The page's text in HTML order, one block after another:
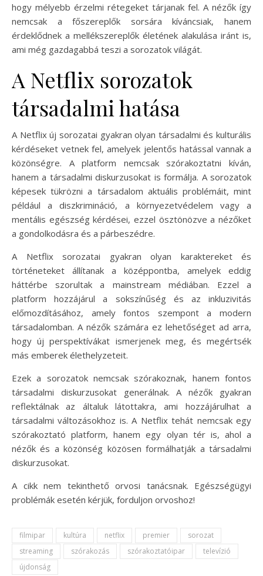
hogy mélyebb érzelmi rétegeket tárjanak fel. A nézők így
nemcsak a főszereplők sorsára kíváncsiak, hanem
érdeklődnek a mellékszereplők életének alakulása iránt is,
ami még gazdagabbá teszi a sorozatok világát.
A Netflix sorozatok
társadalmi hatása
A Netflix új sorozatai gyakran olyan társadalmi és kulturális
kérdéseket vetnek fel, amelyek jelentős hatással vannak a
közönségre. A platform nemcsak szórakoztatni kíván,
hanem a társadalmi diskurzusokat is formálja. A sorozatok
képesek tükrözni a társadalom aktuális problémáit, mint
például a diszkrimináció, a környezetvédelem vagy a
mentális egészség kérdései, ezzel ösztönözve a nézőket
a gondolkodásra és a párbeszédre.
A Netflix sorozatai gyakran olyan karaktereket és
történeteket állítanak a középpontba, amelyek eddig
háttérbe szorultak a mainstream médiában. Ezzel a
platform hozzájárul a sokszínűség és az inkluzivitás
előmozdításához, amely fontos szempont a modern
társadalomban. A nézők számára ez lehetőséget ad arra,
hogy új perspektívákat ismerjenek meg, és megértsék
más emberek élethelyzeteit.
Ezek a sorozatok nemcsak szórakoznak, hanem fontos
társadalmi diskurzusokat generálnak. A nézők gyakran
reflektálnak az általuk látottakra, ami hozzájárulhat a
társadalmi változásokhoz is. A Netflix tehát nemcsak egy
szórakoztató platform, hanem egy olyan tér is, ahol a
nézők és a közönség közösen formálhatják a társadalmi
diskurzusokat.
A cikk nem tekinthető orvosi tanácsnak. Egészségügyi
problémák esetén kérjük, forduljon orvoshoz!
filmipar kultúra netflix premier
sorozat
streaming
szórakozás szórakoztatóipar
televízió
újdonság